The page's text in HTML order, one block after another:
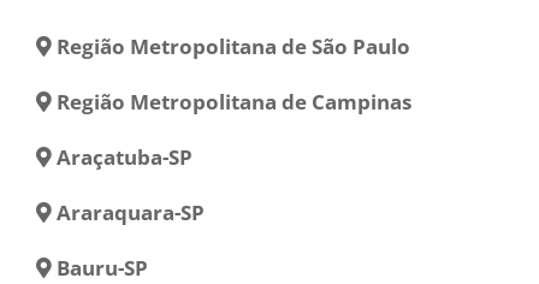
Região Metropolitana de São Paulo
Região Metropolitana de Campinas
Araçatuba-SP
Araraquara-SP
Bauru-SP